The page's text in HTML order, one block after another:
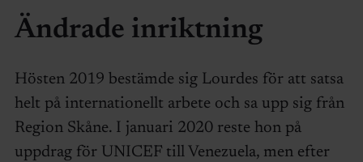
Ändrade inriktning
Hösten 2019 bestämde sig Lourdes för att satsa
helt på internationellt arbete och sa upp sig från
Region Skåne. I januari 2020 reste hon på
uppdrag för UNICEF till Venezuela, men efter